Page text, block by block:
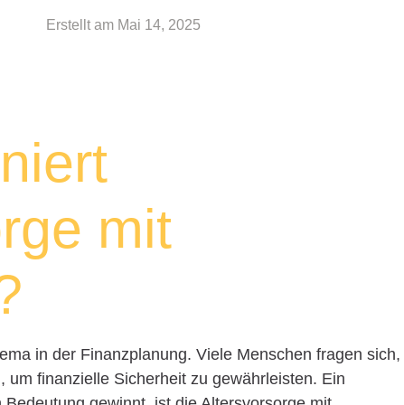
Erstellt am Mai 14, 2025
mit
in der Finanzplanung. Viele Menschen fragen sich,
um finanzielle Sicherheit zu gewährleisten. Ein